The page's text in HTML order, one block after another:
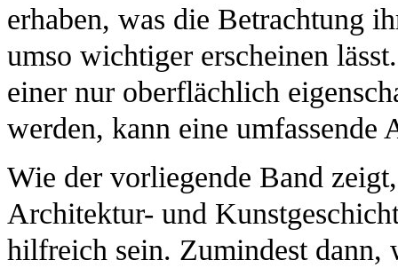
erhaben, was die Betrachtung
umso wichtiger erscheinen
einer nur oberflächlich
werden, kann eine umfassende
Wie der vorliegende Band
Architektur- und
hilfreich sein. Zumindest dann,